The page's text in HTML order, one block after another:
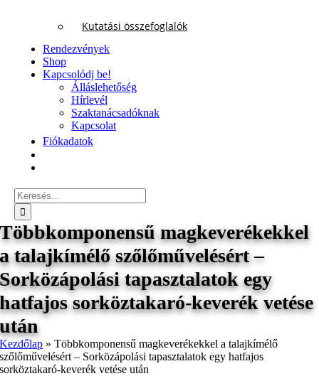
Kutatási összefoglalók
Rendezvények
Shop
Kapcsolódj be!
Álláslehetőség
Hírlevél
Szaktanácsadóknak
Kapcsolat
Fiókadatok
Keresés...
Többkomponensű magkeverékekkel
a talajkímélő szőlőművelésért –
Sorközápolási tapasztalatok egy
hatfajos sorköztakaró-keverék vetése
után
Kezdőlap »Többkomponensű magkeverékekkel a talajkímélő
szőlőművelésért – Sorközápolási tapasztalatok egy hatfajos
sorköztakaró-keverék vetése után